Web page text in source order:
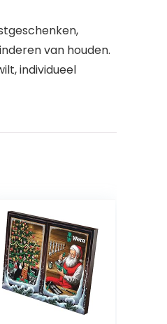
van houden.
individueel